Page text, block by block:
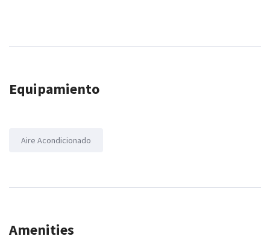
Equipamiento
Aire Acondicionado
Amenities